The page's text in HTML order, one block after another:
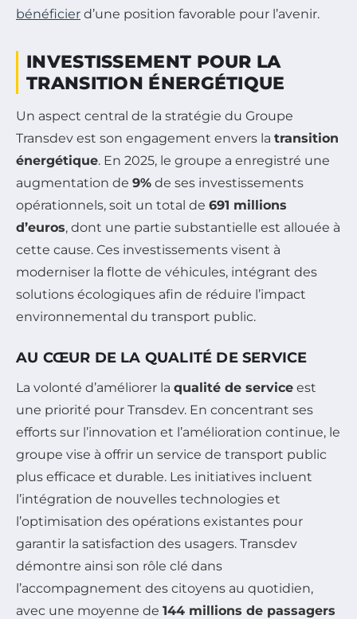
bénéficier d’une position favorable pour l’avenir.
INVESTISSEMENT POUR LA
TRANSITION ÉNERGÉTIQUE
Un aspect central de la stratégie du Groupe
Transdev est son engagement envers la transition
énergétique. En 2025, le groupe a enregistré une
augmentation de 9% de ses investissements
opérationnels, soit un total de 691 millions
d’euros, dont une partie substantielle est allouée à
cette cause. Ces investissements visent à
moderniser la flotte de véhicules, intégrant des
solutions écologiques afin de réduire l’impact
environnemental du transport public.
AU CŒUR DE LA QUALITÉ DE SERVICE
La volonté d’améliorer la qualité de service est
une priorité pour Transdev. En concentrant ses
efforts sur l’innovation et l’amélioration continue, le
groupe vise à offrir un service de transport public
plus efficace et durable. Les initiatives incluent
l’intégration de nouvelles technologies et
l’optimisation des opérations existantes pour
garantir la satisfaction des usagers. Transdev
démontre ainsi son rôle clé dans
l’accompagnement des citoyens au quotidien,
avec une moyenne de 144 millions de passagers